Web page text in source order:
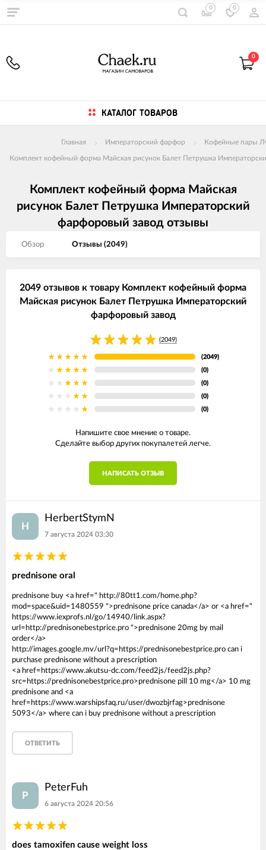
0 0
0
КАТАЛОГ ТОВАРОВ
Главная Императорский фарфор Кофейные пары
Комплект кофейный форма Майская рисунок Балет Петрушка
Комплект кофейный форма Майская
рисунок Балет Петрушка Императорский
фарфоровый завод отзывы
Обзор Отзывы (2049)
2049 отзывов к товару Комплект кофейный форма
Майская рисунок Балет Петрушка Императорский
фарфоровый завод
(2049)
(2049)
(0)
(0)
(0)
(0)
Напишите свое мнение о товаре.
Сделайте выбор других покупалетей легче.
НАПИСАТЬ ОТЗЫВ
H
HerbertStymN
7 августа 2024 03:30
prednisone oral
prednisone buy <a href=" http://80tt1.com/home.php?
mod=space&uid=1480559 ">prednisone price canada</a> or <a href="
https://www.iexprofs.nl/go/14940/link.aspx?
url=http://prednisonebestprice.pro ">prednisone 20mg by mail
order</a>
http://images.google.mv/url?q=https://prednisonebestprice.pro can i
purchase prednisone without a prescription
<a href=https://www.akutsu-dc.com/feed2js/feed2js.php?
src=https://prednisonebestprice.pro>prednisone pill 10 mg</a> 10 mg
prednisone and <a
href=https://www.warshipsfaq.ru/user/dwozbjrfag>prednisone
5093</a> where can i buy prednisone without a prescription
ОТВЕТИТЬ
P
PeterFuh
6 августа 2024 20:56
does tamoxifen cause weight loss